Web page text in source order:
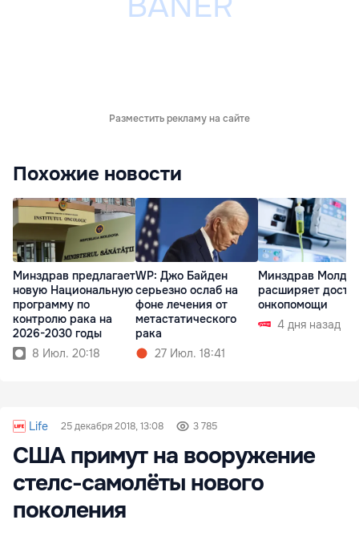
Разместить рекламу на сайте
Похожие новости
Минздрав предлагает
новую Национальную
программу по
контролю рака на
2026-2030 годы
8 Июл. 20:18
WP: Джо Байден
серьезно ослаб на
фоне лечения от
метастатического
рака
27 Июл. 18:41
Минздрав
расширяет
онкопомощи
4 дня назад
Life 25 декабря 2018, 13:08 3 785
США примут на вооружение
стелс-самолёты нового
поколения